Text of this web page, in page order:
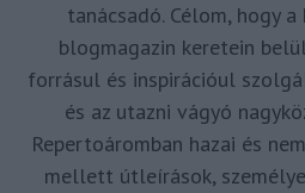
tanácsadó. Célom, hogy
blogmagazin keretein
forrásul és inspirációul
és az utazni vágyó
Repertoáromban hazai és
mellett útleírások,